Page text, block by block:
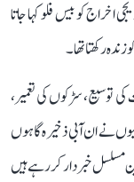
اخراج کو بیس فلو کہا جاتا
رکھتا تھا۔
توسیع، سڑکوں کی تعمیر،
نے ان آبی ذخیرہ گاہوں
مسلسل خبردار کر رہے ہیں